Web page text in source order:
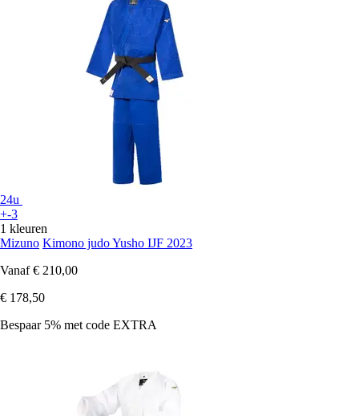
24u
+-3
1 kleuren
Mizuno Kimono judo Yusho IJF 2023
Vanaf € 210,00
€ 178,50
Bespaar 5% met code EXTRA